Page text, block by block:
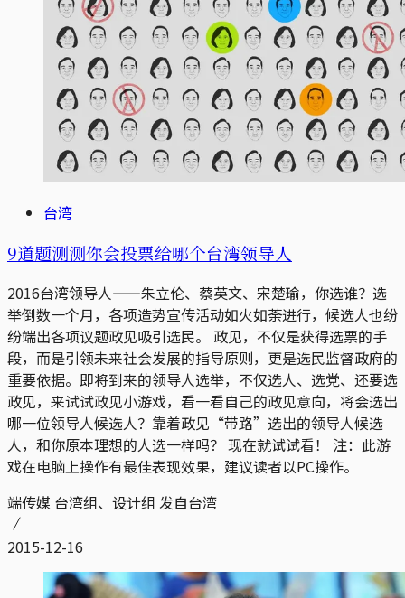
台湾
9道题测测你会投票给哪个台湾领导人
2016台湾领导人——朱立伦、蔡英文、宋楚瑜，你选谁？选
举倒数一个月，各项造势宣传活动如火如荼进行，候选人也纷
纷端出各项议题政见吸引选民。 政见，不仅是获得选票的手
段，而是引领未来社会发展的指导原则，更是选民监督政府的
重要依据。即将到来的领导人选举，不仅选人、选党、还要选
政见，来试试政见小游戏，看一看自己的政见意向，将会选出
哪一位领导人候选人？靠着政见“带路”选出的领导人候选
人，和你原本理想的人选一样吗？ 现在就试试看！ 注：此游
戏在电脑上操作有最佳表现效果，建议读者以PC操作。
端传媒 台湾组、设计组 发自台湾
2015-12-16